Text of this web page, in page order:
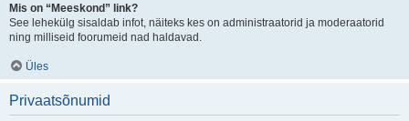
Mis on “Meeskond” link?
See lehekülg sisaldab infot, näiteks kes on administraatorid ja moderaatorid
ning milliseid foorumeid nad haldavad.
Üles
Privaatsõnumid